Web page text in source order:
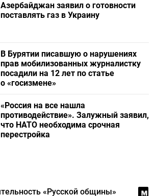
Азербайджан заявил о готовности
поставлять газ в Украину
В Бурятии писавшую о нарушениях
прав мобилизованных журналистку
посадили на 12 лет по статье
о «госизмене»
«Россия на все нашла
противодействие». Залужный заявил,
что НАТО необходима срочная
перестройка